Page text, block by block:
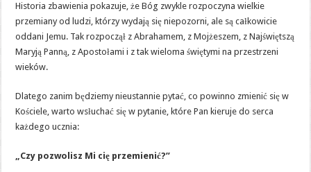
Historia zbawienia pokazuje, że Bóg zwykle rozpoczyna wielkie
przemiany od ludzi, którzy wydają się niepozorni, ale są całkowicie
oddani Jemu. Tak rozpoczął z Abrahamem, z Mojżeszem, z Najświętszą
Maryją Panną, z Apostołami i z tak wieloma świętymi na przestrzeni
wieków.
Dlatego zanim będziemy nieustannie pytać, co powinno zmienić się w
Kościele, warto wsłuchać się w pytanie, które Pan kieruje do serca
każdego ucznia:
„Czy pozwolisz Mi cię przemienić?”